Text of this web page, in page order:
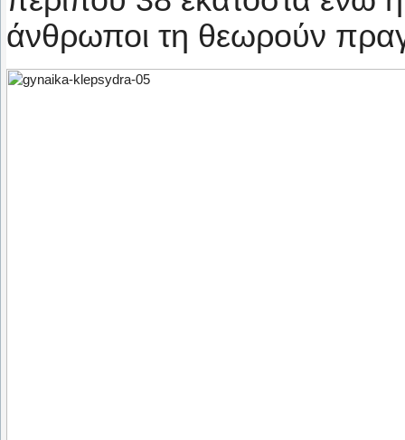
άνθρωποι τη θεωρούν